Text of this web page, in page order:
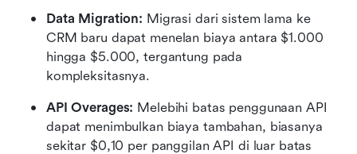
Data Migration: Migrasi dari sistem lama ke
CRM baru dapat menelan biaya antara $1.000
hingga $5.000, tergantung pada
kompleksitasnya.
API Overages: Melebihi batas penggunaan API
dapat menimbulkan biaya tambahan, biasanya
sekitar $0,10 per panggilan API di luar batas